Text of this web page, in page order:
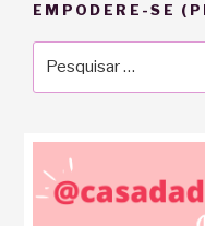
EMPODERE-SE